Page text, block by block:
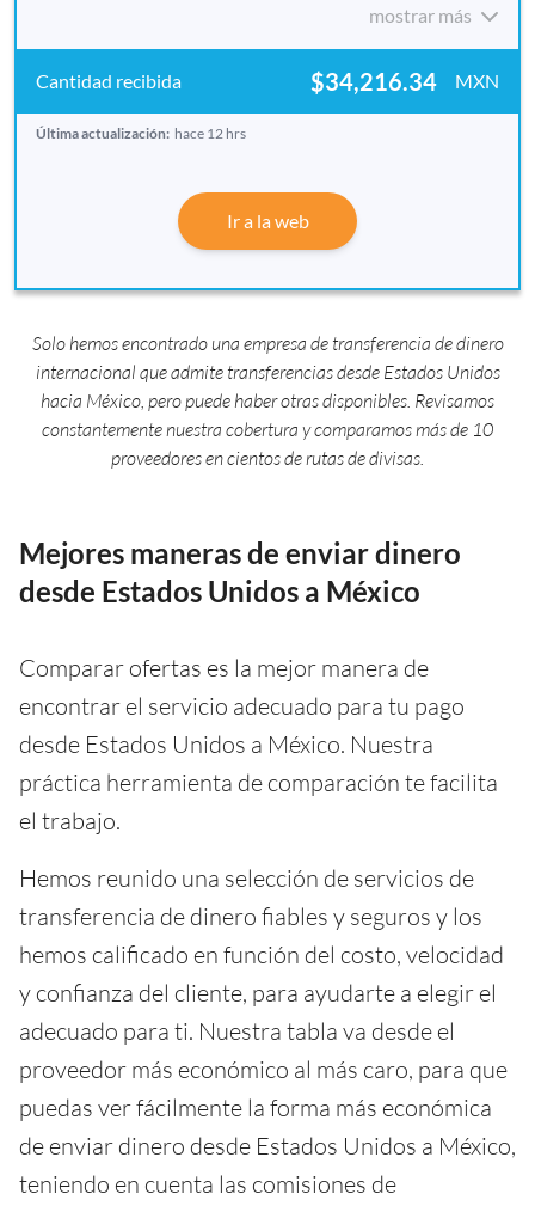
mostrar más
$34,216.34 MXN
Última actualización: hace 12 hrs
Ir a la web
Solo hemos encontrado una empresa de transferencia de dinero
internacional que admite transferencias desde Estados Unidos
hacia México, pero puede haber otras disponibles. Revisamos
constantemente nuestra cobertura y comparamos más de 10
proveedores en cientos de rutas de divisas.
Mejores maneras de enviar dinero
desde Estados Unidos a México
Comparar ofertas es la mejor manera de
encontrar el servicio adecuado para tu pago
desde Estados Unidos a México. Nuestra
práctica herramienta de comparación te facilita
el trabajo.
Hemos reunido una selección de servicios de
transferencia de dinero fiables y seguros y los
hemos calificado en función del costo, velocidad
y confianza del cliente, para ayudarte a elegir el
adecuado para ti. Nuestra tabla va desde el
proveedor más económico al más caro, para que
puedas ver fácilmente la forma más económica
de enviar dinero desde Estados Unidos a México,
teniendo en cuenta las comisiones de